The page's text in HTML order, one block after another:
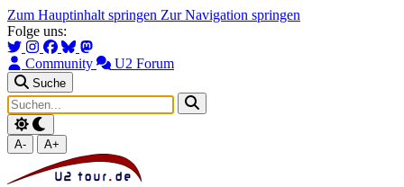
Zum Hauptinhalt springen Zur Navigation springen
Folge uns:
Community U2 Forum
Suche
A- A+